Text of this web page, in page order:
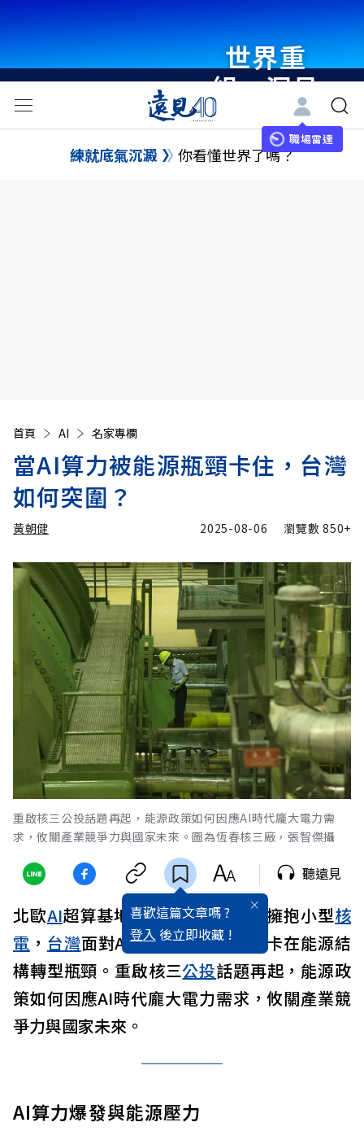
世界重
組・洞見
未來 與
世界領袖
職場雷達
練就底氣沉澱 你看懂世界了嗎？
首頁 AI 名家專欄
當AI算力被能源瓶頸卡住，台灣
如何突圍？
黃朝健 2025-08-06 瀏覽數850+
重啟核三公投話題再起，能源政策如何因應AI時代龐大電力需
求，攸關產業競爭力與國家未來。圖為恆春核三廠，張智傑攝
喜歡這篇文章嗎 ?
登入 後立即收藏 !
聽遠見
北歐AI超算基地結合綠能，美國 則擁抱小型核
電 ， 台灣面對AI帶動算力爆發，卻卡在能源結
構轉型瓶頸。重啟核三公投話題再起，能源政
策如何因應AI時代龐大電力需求，攸關產業競
爭力與國家未來。
AI算力爆發與能源壓力